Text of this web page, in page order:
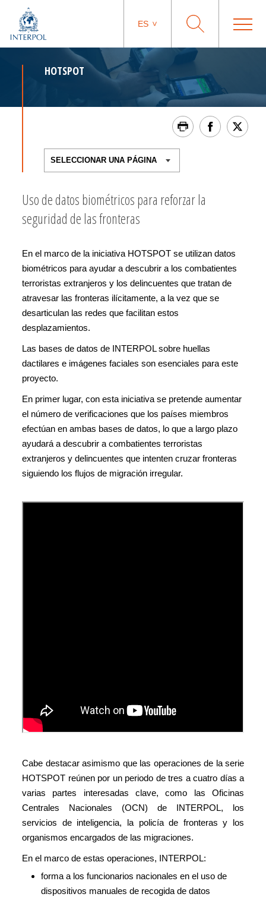
ES
HOTSPOT
Uso de datos biométricos para reforzar la
seguridad de las fronteras
En el marco de la iniciativa HOTSPOT se utilizan datos
biométricos para ayudar a descubrir a los combatientes
terroristas extranjeros y los delincuentes que tratan de
atravesar las fronteras ilícitamente, a la vez que se
desarticulan las redes que facilitan estos
desplazamientos.
Las bases de datos de INTERPOL sobre huellas
dactilares e imágenes faciales son esenciales para este
proyecto.
En primer lugar, con esta iniciativa se pretende aumentar
el número de verificaciones que los países miembros
efectúan en ambas bases de datos, lo que a largo plazo
ayudará a descubrir a combatientes terroristas
extranjeros y delincuentes que intenten cruzar fronteras
siguiendo los flujos de migración irregular.
Cabe destacar asimismo que las operaciones de la serie
HOTSPOT reúnen por un periodo de tres a cuatro días a
varias partes interesadas clave, como las Oficinas
Centrales Nacionales (OCN) de INTERPOL, los
servicios de inteligencia, la policía de fronteras y los
organismos encargados de las migraciones.
En el marco de estas operaciones, INTERPOL:
forma a los funcionarios nacionales en el uso de
dispositivos manuales de recogida de datos